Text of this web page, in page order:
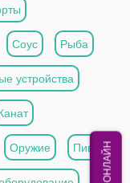
Соус Рыба
устройства
Оружие Пиво